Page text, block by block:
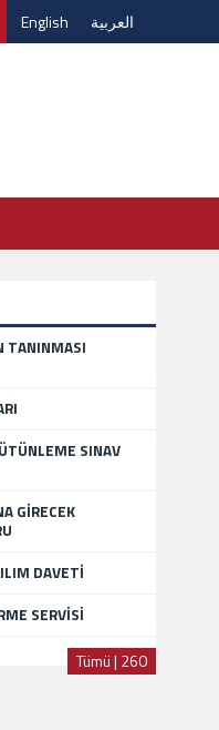
English العربية
TANINMASI
SINAV
GİRECEK
DAVETİ
SERVİSİ
Tümü | 260